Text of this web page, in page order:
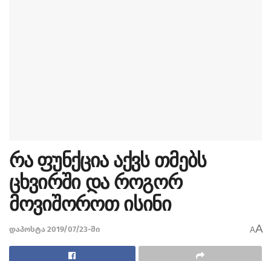
რა ფუნქცია აქვს თმებს
ცხვირში და როგორ
მოვიშოროთ ისინი
დაპოსტა 2019/07/23-ში AA